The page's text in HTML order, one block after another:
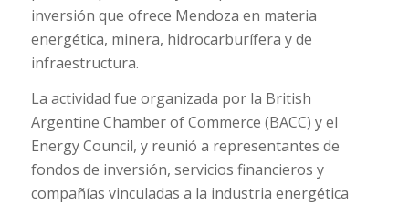
inversión que ofrece Mendoza en materia
energética, minera, hidrocarburífera y de
infraestructura.
La actividad fue organizada por la British
Argentine Chamber of Commerce (BACC) y el
Energy Council, y reunió a representantes de
fondos de inversión, servicios financieros y
compañías vinculadas a la industria energética